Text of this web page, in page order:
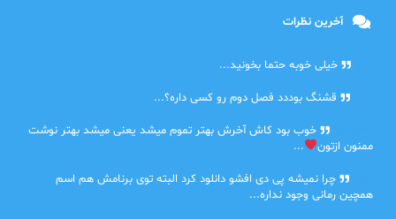
آخرین نظرات
خیلی خوبه حتما بخونید...
قشنگ بوددد فصل دوم رو کسی داره؟...
خوب بود کاش آخرش بهتر تموم میشد یعنی میشد بهتر نوشت
ممنون ازتون
...
چرا نمیشه پی دی افشو دانلود کرد البته توی برنامش هم اسم
همچین رمانی وجود نداره...